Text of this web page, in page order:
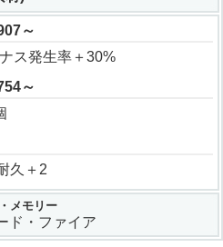
～
ス発生率＋30%
～
久＋2
メモリー
ド・ファイア